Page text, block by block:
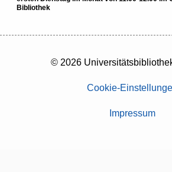
Bibliothek
© 2026
Cookie-
Impressum